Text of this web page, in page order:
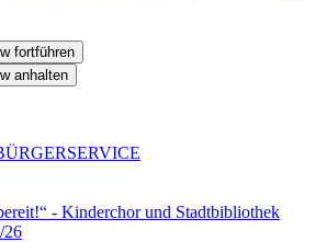
fortführen
anhalten
- Kinderchor und Stadtbibliothek
26